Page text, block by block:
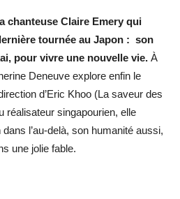
chanteuse Claire Emery qui
tournée au Japon : son
pour vivre une nouvelle vie. À
Deneuve explore enfin le
d’Eric Khoo (La saveur des
réalisateur singapourien, elle
l’au-delà, son humanité aussi,
une jolie fable.